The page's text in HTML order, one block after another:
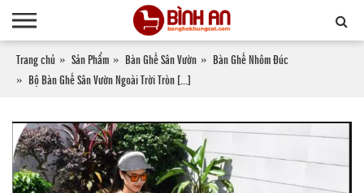
Trang chủ Sản Phẩm Bàn Ghế Sân Vườn
Bàn Ghế Nhôm Đúc
Bộ Bàn Ghế Sân Vườn Ngoài Trời Tròn [...]